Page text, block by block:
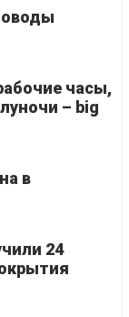
часы,
– big
в
24